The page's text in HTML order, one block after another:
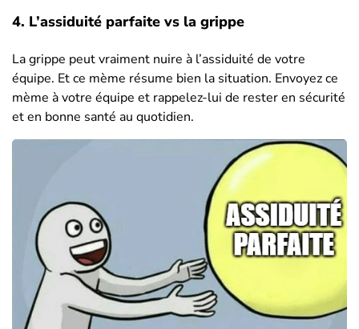
4. L’assiduité parfaite vs la grippe
La grippe peut vraiment nuire à l’assiduité de votre
équipe. Et ce mème résume bien la situation. Envoyez ce
mème à votre équipe et rappelez-lui de rester en sécurité
et en bonne santé au quotidien.